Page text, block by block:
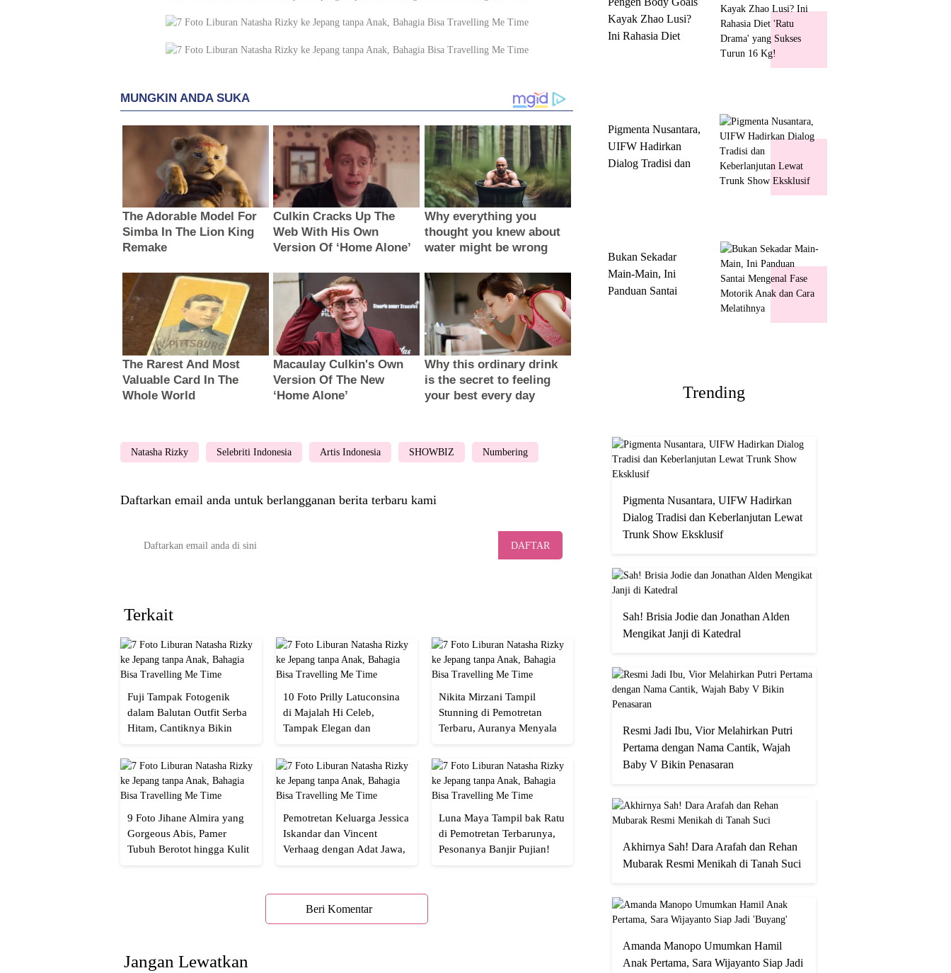
Natasha Rizky Selebriti Indonesia Artis Indonesia SHOWBIZ Numbering
Daftarkan email anda untuk berlangganan berita terbaru kami
DAFTAR
Terkait
Fuji Tampak Fotogenik
dalam Balutan Outfit Serba
Hitam, Cantiknya Bikin
10 Foto Prilly Latuconsina
di Majalah Hi Celeb,
Tampak Elegan dan
Nikita Mirzani Tampil
Stunning di Pemotretan
Terbaru, Auranya Menyala
9 Foto Jihane Almira yang
Gorgeous Abis, Pamer
Tubuh Berotot hingga Kulit
Pemotretan Keluarga Jessica
Iskandar dan Vincent
Verhaag dengan Adat Jawa,
Luna Maya Tampil bak Ratu
di Pemotretan Terbarunya,
Pesonanya Banjir Pujian!
Beri Komentar
Jangan Lewatkan
Kayak Zhao Lusi?
Ini Rahasia Diet
Pigmenta Nusantara,
UIFW Hadirkan
Dialog Tradisi dan
Bukan Sekadar
Main-Main, Ini
Panduan Santai
Trending
Pigmenta Nusantara, UIFW Hadirkan
Dialog Tradisi dan Keberlanjutan Lewat
Trunk Show Eksklusif
Sah! Brisia Jodie dan Jonathan Alden
Mengikat Janji di Katedral
Resmi Jadi Ibu, Vior Melahirkan Putri
Pertama dengan Nama Cantik, Wajah
Baby V Bikin Penasaran
Akhirnya Sah! Dara Arafah dan Rehan
Mubarak Resmi Menikah di Tanah Suci
Amanda Manopo Umumkan Hamil
Anak Pertama, Sara Wijayanto Siap Jadi